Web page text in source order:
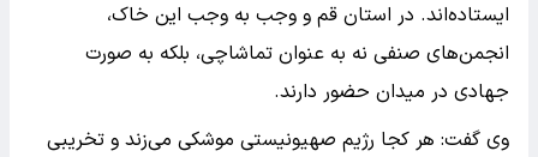
ایستاده‌اند. در استان قم و وجب به وجب این خاک،
انجمن‌های صنفی نه به عنوان تماشاچی، بلکه به صورت
جهادی در میدان حضور دارند.
وی گفت: هر کجا رژیم صهیونیستی موشکی می‌زند و تخریبی